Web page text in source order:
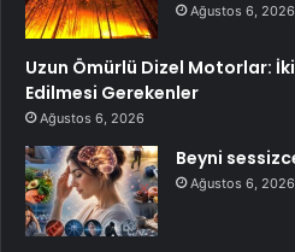
Ağustos 6, 2026
Uzun Ömürlü Dizel Motorlar:
Edilmesi Gerekenler
Ağustos 6, 2026
Beyni
Ağustos 6, 2026